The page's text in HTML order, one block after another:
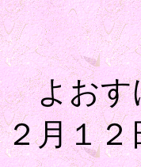
よおす
２月１２